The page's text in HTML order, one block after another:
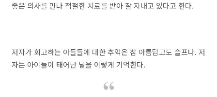
좋은 의사를 만나 적절한 치료를 받아 잘 지내고 있다고 한다.
저자가 회고하는 아들들에 대한 추억은 참 아름답고도 슬프다. 저
자는 아이들이 태어난 날을 이렇게 기억한다.